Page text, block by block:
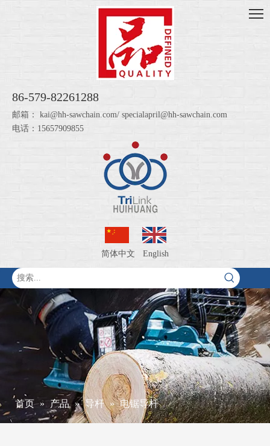
86-579-82261288
邮箱： kai@hh-sawchain.com/ specialapril@hh-sawchain.com
电话：15657909855
简体中文 English
首页 » 产品 » 导杆 » 电锯导杆